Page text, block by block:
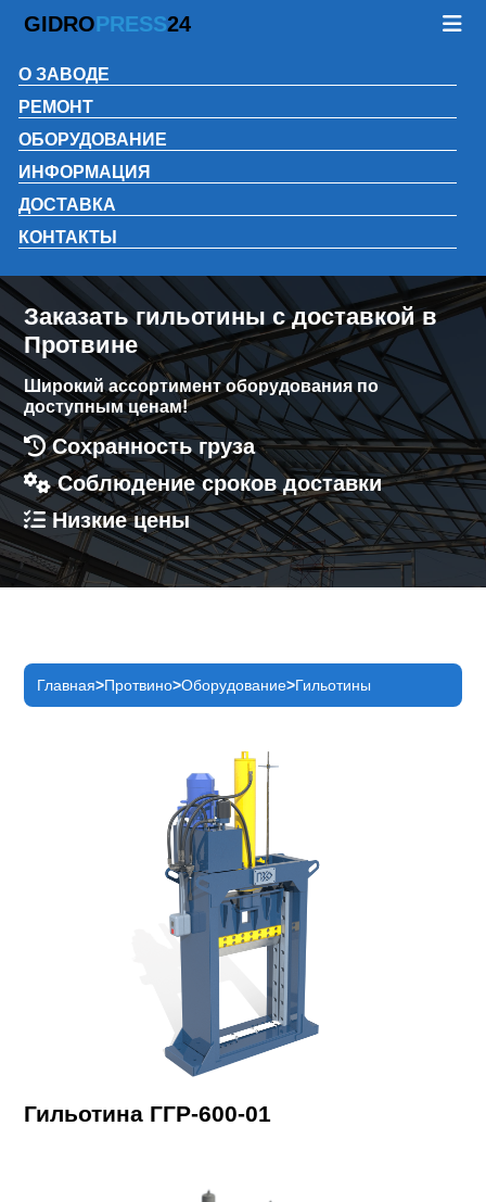
GIDROPRESS24
О ЗАВОДЕ
РЕМОНТ
ОБОРУДОВАНИЕ
ИНФОРМАЦИЯ
ДОСТАВКА
КОНТАКТЫ
Заказать гильотины с доставкой в
Протвине
Широкий ассортимент оборудования по
доступным ценам!
Сохранность груза
Соблюдение сроков доставки
Низкие цены
Главная Протвино Оборудование Гильотины
Гильотина ГГР-600-01